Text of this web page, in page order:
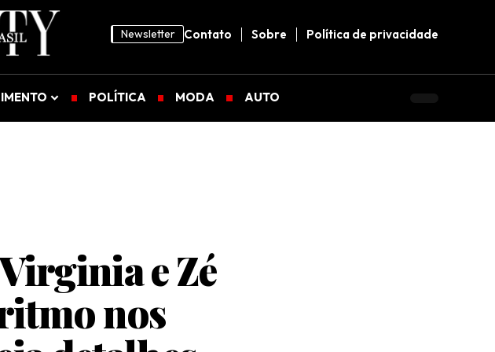
Newsletter Contato Sobre Política de privacidade
POLÍTICA MODA AUTO
e Zé
nos